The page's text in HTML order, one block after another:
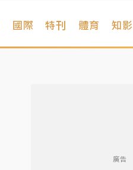
國際 特刊 體育 知影
廣告